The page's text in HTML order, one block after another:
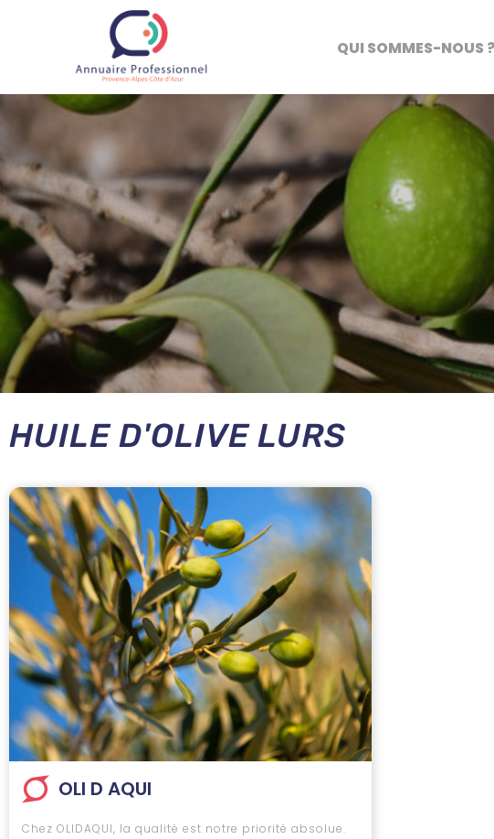
QUI SOMMES-NOUS ?
HUILE D'OLIVE LURS
OLI D AQUI
Chez OLIDAQUI, la qualité est notre priorité absolue.